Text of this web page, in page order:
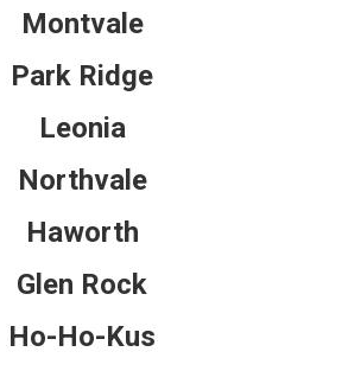
Montvale
Park Ridge
Leonia
Northvale
Haworth
Glen Rock
Ho-Ho-Kus